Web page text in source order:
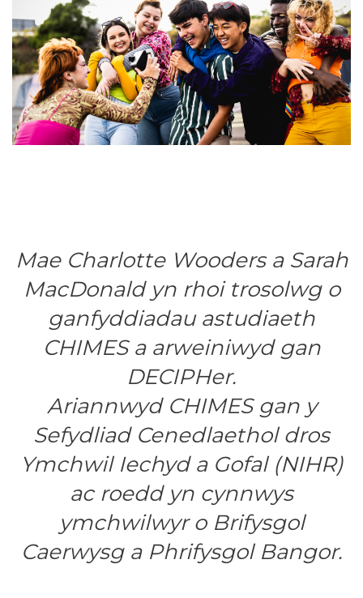
Mae Charlotte Wooders a Sarah
MacDonald yn rhoi trosolwg o
ganfyddiadau astudiaeth
CHIMES a arweiniwyd gan
DECIPHer.
Ariannwyd CHIMES gan y
Sefydliad Cenedlaethol dros
Ymchwil Iechyd a Gofal (NIHR)
ac roedd yn cynnwys
ymchwilwyr o Brifysgol
Caerwysg a Phrifysgol Bangor.